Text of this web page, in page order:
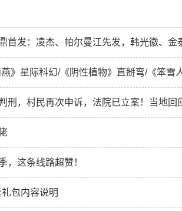
首发：凌杰、帕尔曼江先发，韩光徽、金
》星际科幻/《阴性植物》直掰弯/《笨雪
刑，村民再次申诉，法院已立案！当地回
，这条线路超赞！
包内容说明